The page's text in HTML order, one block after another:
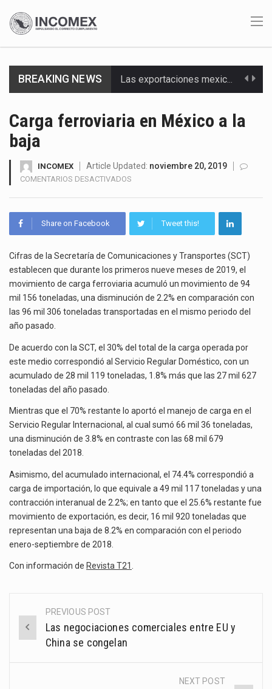
BREAKING NEWS Las exportaciones mexicanas de vehículos ligeros disminuyeron 9.67 % en julio a tasa anual, alcanzando…
Solo el 17.8 % de las empresas en México se considera totalmente preparada para la…
Los créditos fiscales determinados a empresas IMMEX rara vez nacen de una interpretación equivocada de…
La inversión fija bruta en México registró un aumento de 1.1% interanual en mayo de…
El gobierno de Estados Unidos anunciará un arancel del 15 % sobre los productos fabricados…
Carga ferroviaria en México a la
baja
INCOMEX Article Updated: noviembre 20, 2019
COMENTARIOS DESACTIVADOS
MÉXICO
LA
BAJA
Share on Facebook Tweet this!
Cifras de la Secretaría de Comunicaciones y Transportes (SCT)
establecen que durante los primeros nueve meses de 2019, el
movimiento de carga ferroviaria acumuló un movimiento de 94
mil 156 toneladas, una disminución de 2.2% en comparación con
las 96 mil 306 toneladas transportadas en el mismo periodo del
año pasado.
De acuerdo con la SCT, el 30% del total de la carga operada por
este medio correspondió al Servicio Regular Doméstico, con un
acumulado de 28 mil 119 toneladas, 1.8% más que las 27 mil 627
toneladas del año pasado.
Mientras que el 70% restante lo aportó el manejo de carga en el
Servicio Regular Internacional, al cual sumó 66 mil 36 toneladas,
una disminución de 3.8% en contraste con las 68 mil 679
toneladas del 2018.
Asimismo, del acumulado internacional, el 74.4% correspondió a
carga de importación, lo que equivale a 49 mil 117 toneladas y una
contracción interanual de 2.2%; en tanto que el 25.6% restante fue
movimiento de exportación, es decir, 16 mil 920 toneladas que
representan una baja de 8.2% en comparación con el periodo
enero-septiembre de 2018.
Con información de Revista T21 .
Post
navigation
PREVIOUS POST
Las negociaciones comerciales entre EU y
China se congelan
NEXT POST